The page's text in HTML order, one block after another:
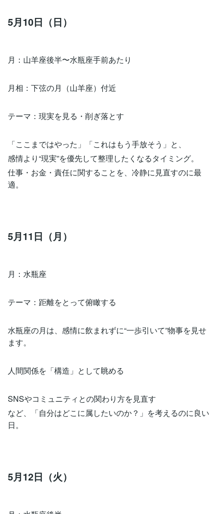
5月10日（日）
月：山羊座後半〜水瓶座手前あたり
月相：下弦の月（山羊座）付近
テーマ：現実を見る・削ぎ落とす
「ここまではやった」「これはもう手放そう」と、
感情より“現実”を優先して整理したくなるタイミング。
仕事・お金・責任に関することを、冷静に見直すのに最
適。
5月11日（月）
月：水瓶座
テーマ：距離をとって俯瞰する
水瓶座の月は、感情に飲まれずに“一歩引いて”物事を見せ
ます。
人間関係を「構造」として眺める
SNSやコミュニティとの関わり方を見直す
など、「自分はどこに属したいのか？」を考えるのに良い
日。
5月12日（火）